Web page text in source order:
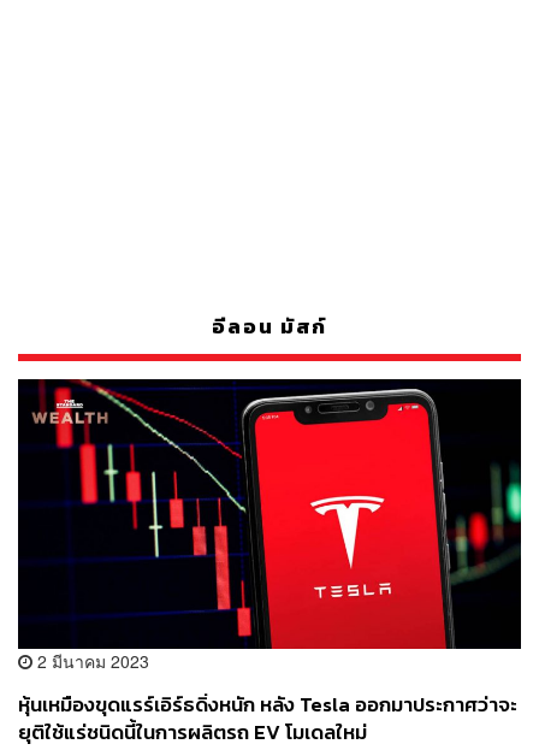
อีลอน มัสก์
2 มีนาคม 2023
หุ้นเหมืองขุดแรร์เอิร์ธดิ่งหนัก หลัง Tesla ออกมาประกาศว่าจะ
ยุติใช้แร่ชนิดนี้ในการผลิตรถ EV โมเดลใหม่